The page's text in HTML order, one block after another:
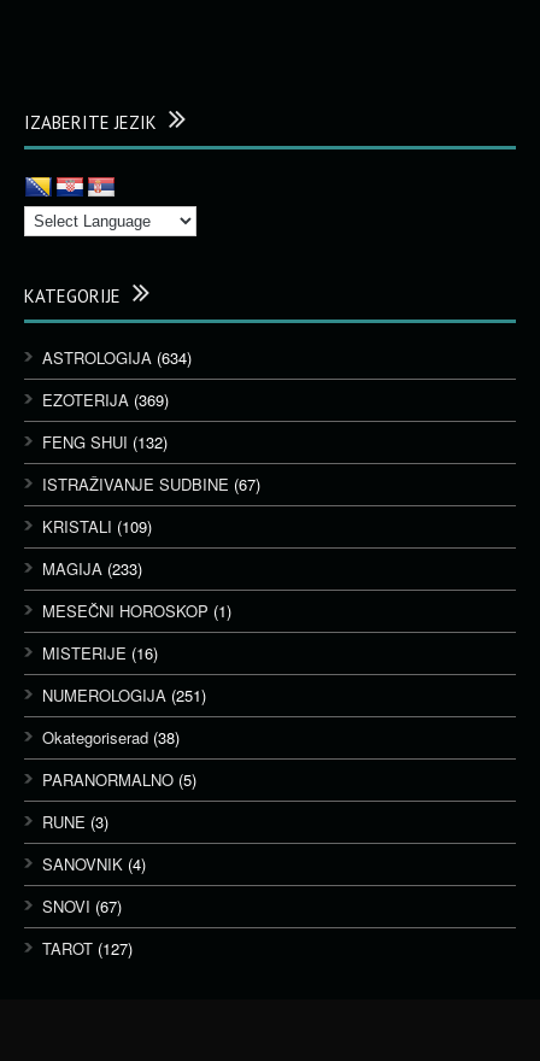
IZABERITE JEZIK
KATEGORIJE
ASTROLOGIJA (634)
EZOTERIJA (369)
FENG SHUI (132)
ISTRAŽIVANJE SUDBINE (67)
KRISTALI (109)
MAGIJA (233)
MESEČNI HOROSKOP (1)
MISTERIJE (16)
NUMEROLOGIJA (251)
Okategoriserad (38)
PARANORMALNO (5)
RUNE (3)
SANOVNIK (4)
SNOVI (67)
TAROT (127)